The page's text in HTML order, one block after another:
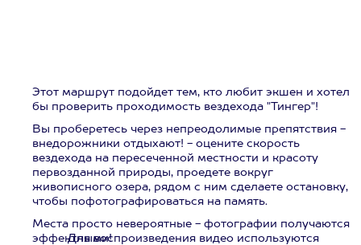
Этот маршрут подойдет тем, кто любит экшен и хотел
бы проверить проходимость вездехода "Тингер"!
Вы проберетесь через непреодолимые препятствия -
внедорожники отдыхают! - оцените скорость
вездехода на пересеченной местности и красоту
первозданной природы, проедете вокруг
живописного озера, рядом с ним сделаете остановку,
чтобы пофотографироваться на память.
Места просто невероятные - фотографии получаются
эффектными!
Для воспроизведения видео используются